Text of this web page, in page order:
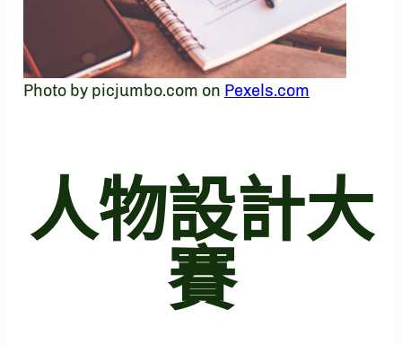
Photo by picjumbo.com on Pexels.com
人物設計大
賽